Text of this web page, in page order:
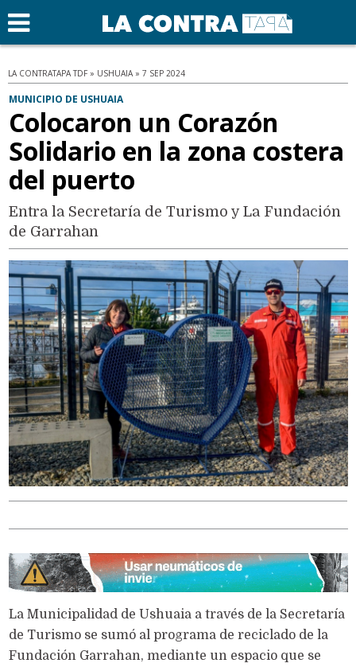
LA CONTRATAPA TDF » USHUAIA » 7 SEP 2024
MUNICIPIO DE USHUAIA
Colocaron un Corazón
Solidario en la zona costera
del puerto
Entra la Secretaría de Turismo y La Fundación
de Garrahan
La Municipalidad de Ushuaia a través de la Secretaría
de Turismo se sumó al programa de reciclado de la
Fundación Garrahan, mediante un espacio que se